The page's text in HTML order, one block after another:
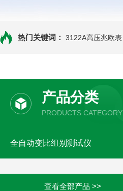
热门关键词： 3122A高压兆欧表
产品分类
PRODUCTS CATEGORY
全自动变比组别测试仪
查看全部产品 >>